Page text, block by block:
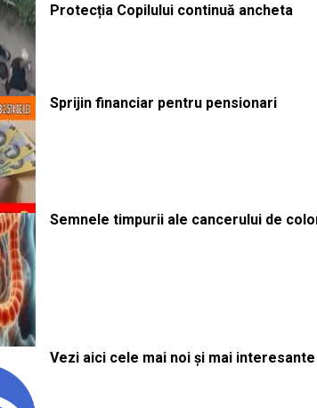
Protecția Copilului continuă ancheta
Sprijin financiar pentru pensionari
Semnele timpurii ale cancerului de
Vezi aici cele mai noi și mai